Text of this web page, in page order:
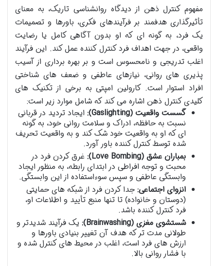
مفهوم کنترل ذهن از دیدگاه روانشناسی تاریک، به معنای
تأثیرگذاری هدفمند بر فرآیندهای فکری، باورها و تصمیمات
یک فرد، به گونه ای که او بدون آگاهی کامل یا رضایت
واقعی، در جهت اهداف فرد کنترل کننده عمل کند. این فرآیند
اغلب تدریجی و نامحسوس است و بر بهره برداری از آسیب
پذیری های روانی، نیازهای عاطفی و ضعف های شناختی
افراد استوار است. کارولین امپتی به برخی از تکنیک های
کلیدی کنترل ذهن اشاره می کند که شامل موارد زیر است:
گسست واقعیت (Gaslighting):
ایجاد تردید در قربانی
نسبت به حافظه، ادراک و سلامت روانی خود، به گونه
ای که او به واقعیت خود شک کند و به واقعیت تحریف
شده توسط کنترل کننده باور آورد.
بمباران عشق (Love Bombing):
غرق کردن فرد در
محبت و توجه افراطی در ابتدای رابطه، به منظور ایجاد
وابستگی عاطفی و سپس سوءاستفاده از این وابستگی.
انزوای اجتماعی: جدا کردن فرد از شبکه های حمایتی
(دوستان و خانواده) تا تنها منبع تأیید و اطلاعات او،
فرد کنترل کننده باشد.
شستشوی مغزی (Brainwashing):
یک فرآیند شدیدتر و
طولانی مدت تر که هدف آن تغییر بنیادی باورها و
ارزش های فرد است، اغلب در محیط های کنترل شده و
با فشار روانی بالا.